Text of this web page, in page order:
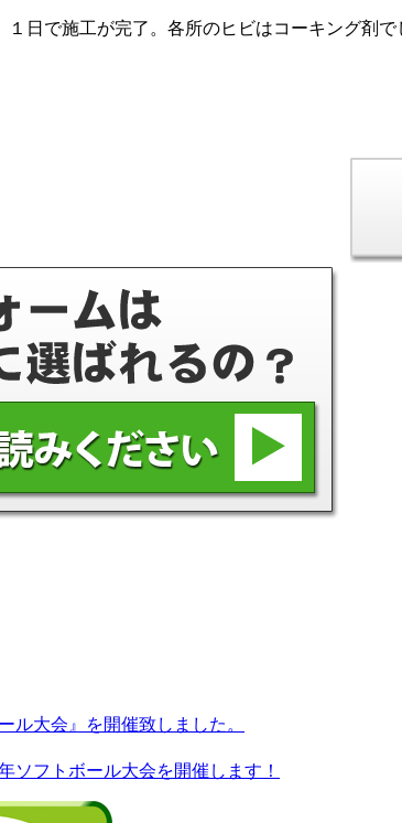
日で施工が完了。各所のヒビはコーキング剤
ル大会』を開催致しました。
ソフトボール大会を開催します！